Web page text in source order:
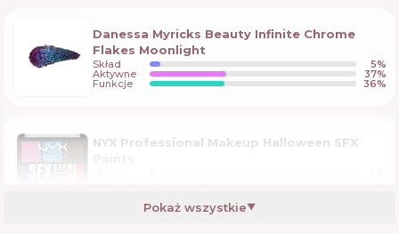
Danessa Myricks Beauty Infinite Chrome
Flakes Moonlight
Skład 5%
Aktywne 37%
Funkcje 36%
NYX Professional Makeup Halloween SFX
Pokaż wszystkie▼